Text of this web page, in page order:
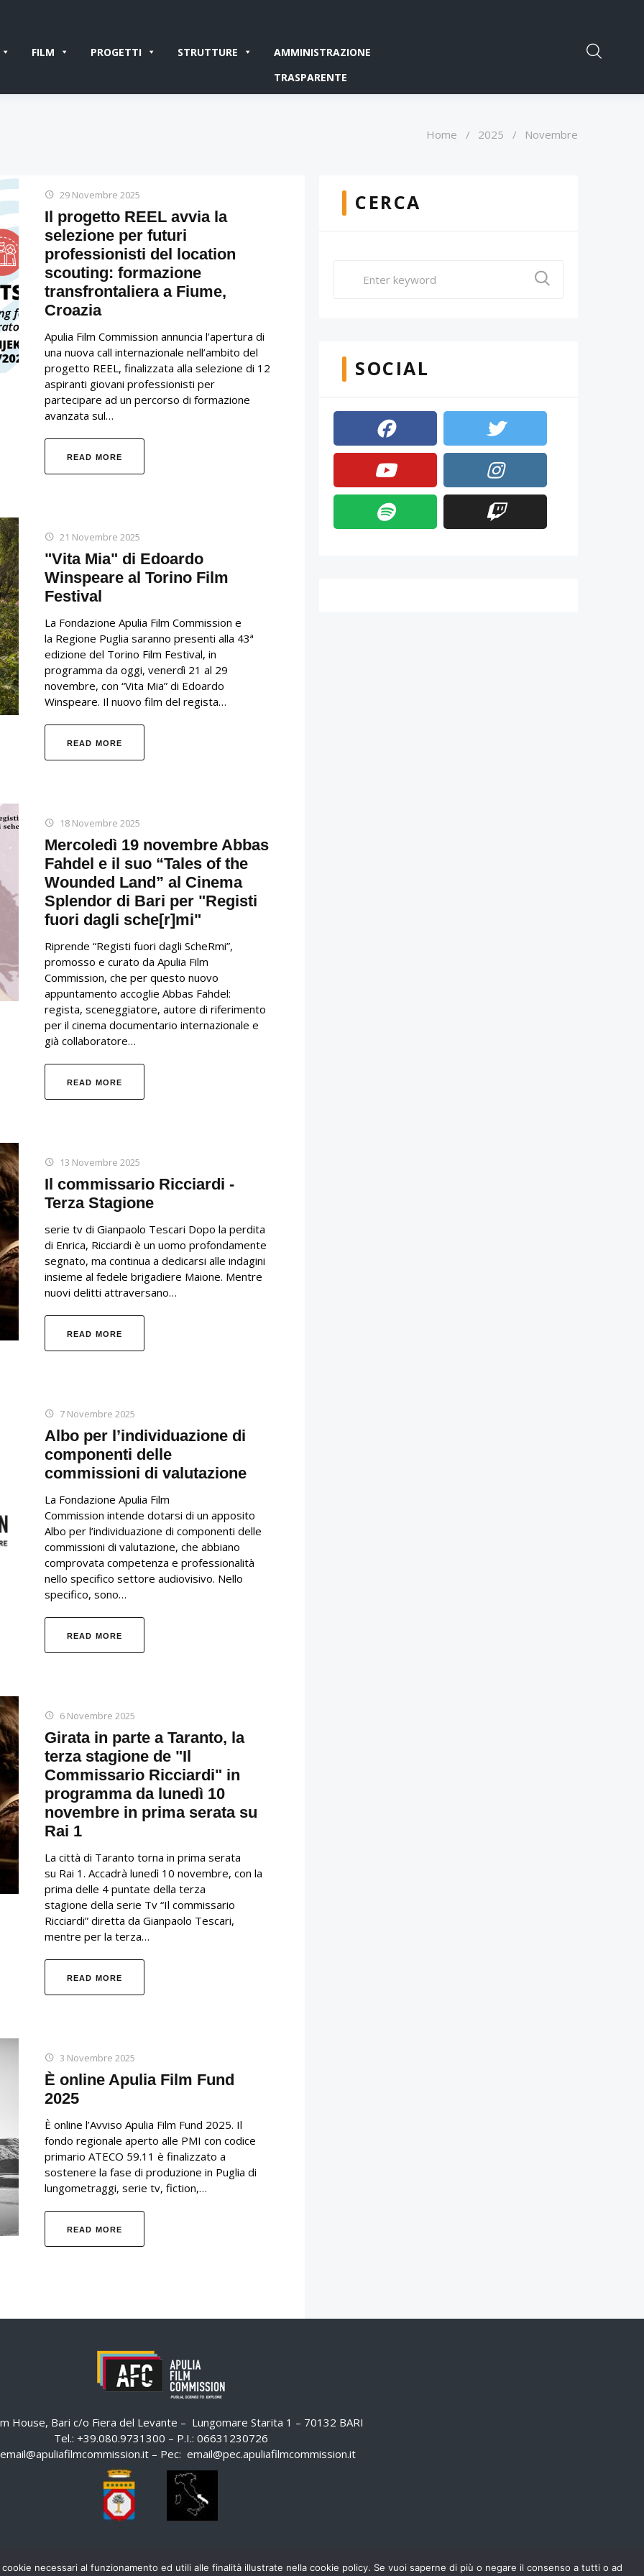
FILM PROGETTI STRUTTURE
AMMINISTRAZIONE
TRASPARENTE
Home / 2025 / Novembre
29 Novembre 2025
Il progetto REEL avvia la
selezione per futuri
professionisti del location
scouting: formazione
transfrontaliera a Fiume,
Croazia
Apulia Film Commission annuncia l’apertura di
una nuova call internazionale nell’ambito del
progetto REEL, finalizzata alla selezione di 12
aspiranti giovani professionisti per
partecipare ad un percorso di formazione
avanzata sul…
READ MORE
21 Novembre 2025
"Vita Mia" di Edoardo
Winspeare al Torino Film
Festival
La Fondazione Apulia Film Commission e
la Regione Puglia saranno presenti alla 43ª
edizione del Torino Film Festival, in
programma da oggi, venerdì 21 al 29
novembre, con “Vita Mia” di Edoardo
Winspeare. Il nuovo film del regista…
READ MORE
18 Novembre 2025
Mercoledì 19 novembre Abbas
Fahdel e il suo “Tales of the
Wounded Land” al Cinema
Splendor di Bari per "Registi
fuori dagli sche[r]mi"
Riprende “Registi fuori dagli ScheRmi”,
promosso e curato da Apulia Film
Commission, che per questo nuovo
appuntamento accoglie Abbas Fahdel:
regista, sceneggiatore, autore di riferimento
per il cinema documentario internazionale e
già collaboratore…
READ MORE
13 Novembre 2025
Il commissario Ricciardi -
Terza Stagione
serie tv di Gianpaolo Tescari Dopo la perdita
di Enrica, Ricciardi è un uomo profondamente
segnato, ma continua a dedicarsi alle indagini
insieme al fedele brigadiere Maione. Mentre
nuovi delitti attraversano…
READ MORE
7 Novembre 2025
Albo per l’individuazione di
componenti delle
commissioni di valutazione
La Fondazione Apulia Film
Commission intende dotarsi di un apposito
Albo per l’individuazione di componenti delle
commissioni di valutazione, che abbiano
comprovata competenza e professionalità
nello specifico settore audiovisivo. Nello
specifico, sono…
READ MORE
6 Novembre 2025
Girata in parte a Taranto, la
terza stagione de "Il
Commissario Ricciardi" in
programma da lunedì 10
novembre in prima serata su
Rai 1
La città di Taranto torna in prima serata
su Rai 1. Accadrà lunedì 10 novembre, con la
prima delle 4 puntate della terza
stagione della serie Tv “Il commissario
Ricciardi” diretta da Gianpaolo Tescari,
mentre per la terza…
READ MORE
3 Novembre 2025
È online Apulia Film Fund
2025
È online l’Avviso Apulia Film Fund 2025. Il
fondo regionale aperto alle PMI con codice
primario ATECO 59.11 è finalizzato a
sostenere la fase di produzione in Puglia di
lungometraggi, serie tv, fiction,…
READ MORE
CERCA
SOCIAL
House, Bari c/o Fiera del Levante – Lungomare Starita 1 – 70132 BARI
Tel.: +39.080.9731300 – P.I.: 06631230726
email@apuliafilmcommission.it – Pec: email@pec.apuliafilmcommission.it
necessari al funzionamento ed utili alle finalità illustrate nella cookie policy. Se vuoi saperne di più o negare il consenso a tutti o ad